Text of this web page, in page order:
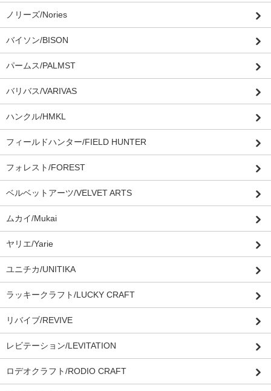
ノリーズ/Nories
バイソン/BISON
パームス/PALMST
バリバス/VARIVAS
ハンクル/HMKL
フィールドハンター/FIELD HUNTER
フォレスト/FOREST
ベルベットアーツ/VELVET ARTS
ムカイ/Mukai
ヤリエ/Yarie
ユニチカ/UNITIKA
ラッキークラフト/LUCKY CRAFT
リバイブ/REVIVE
レビテーション/LEVITATION
ロデオクラフト/RODIO CRAFT